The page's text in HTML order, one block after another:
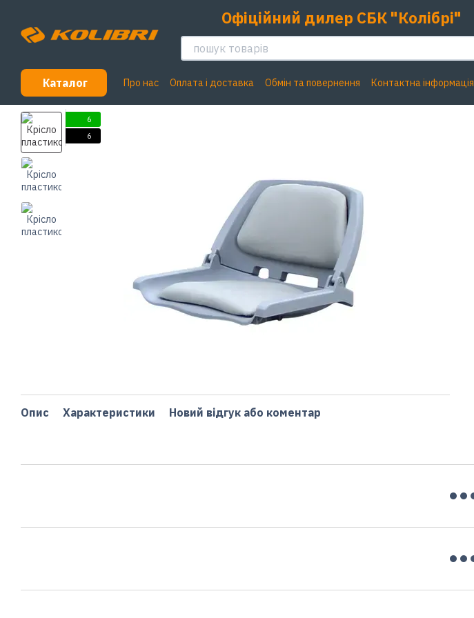
Офіційний дилер СБК "Колібрі"
Каталог Про нас Оплата і доставка Обмін та повернення Контактна інформація
6
6
Опис Характеристики Новий відгук або коментар